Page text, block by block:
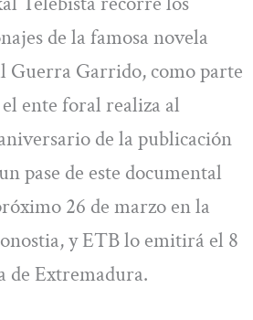
de la famosa novela
Guerra Garrido, como parte
ente foral realiza al
de la publicación
pase de este documental
26 de marzo en la
y ETB lo emitirá el 8
de Extremadura.